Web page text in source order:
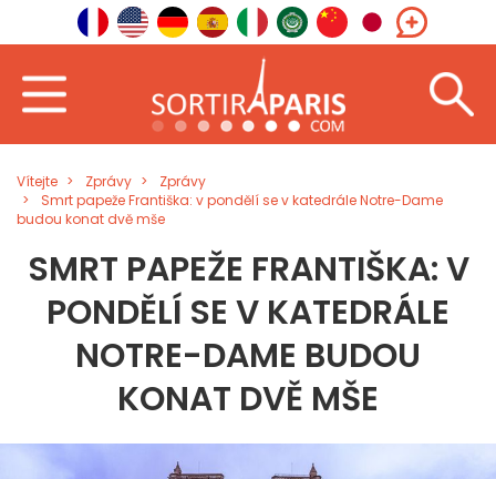
Vítejte Zprávy
Zprávy
Smrt papeže Františka: v pondělí se v katedrále Notre-Dame
budou konat dvě mše
SMRT PAPEŽE FRANTIŠKA: V
PONDĚLÍ SE V KATEDRÁLE
NOTRE-DAME BUDOU
KONAT DVĚ MŠE